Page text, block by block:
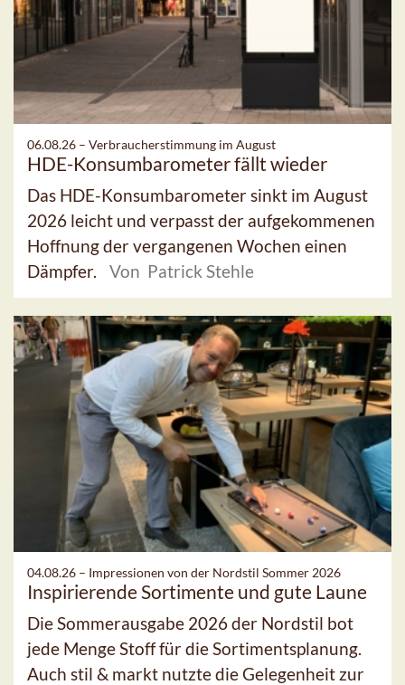
06.08.26 – Verbraucherstimmung im August
HDE-Konsumbarometer fällt wieder
Das HDE-Konsumbarometer sinkt im August
2026 leicht und verpasst der aufgekommenen
Hoffnung der vergangenen Wochen einen
Dämpfer.
Von Patrick Stehle
04.08.26 – Impressionen von der Nordstil Sommer 2026
Inspirierende Sortimente und gute Laune
Die Sommerausgabe 2026 der Nordstil bot
jede Menge Stoff für die Sortimentsplanung.
Auch stil & markt nutzte die Gelegenheit zur